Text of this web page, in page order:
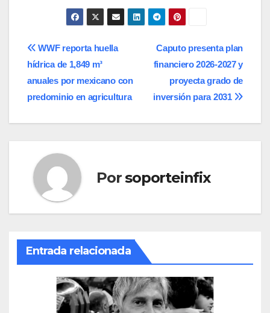
Navegación
de
entradas
Caputo presenta plan
financiero 2026-2027 y
proyecta grado de
inversión para 2031
WWF reporta huella
hídrica de 1,849 m³
anuales por mexicano con
predominio en agricultura
Porsoporteinfix
Entrada relacionada